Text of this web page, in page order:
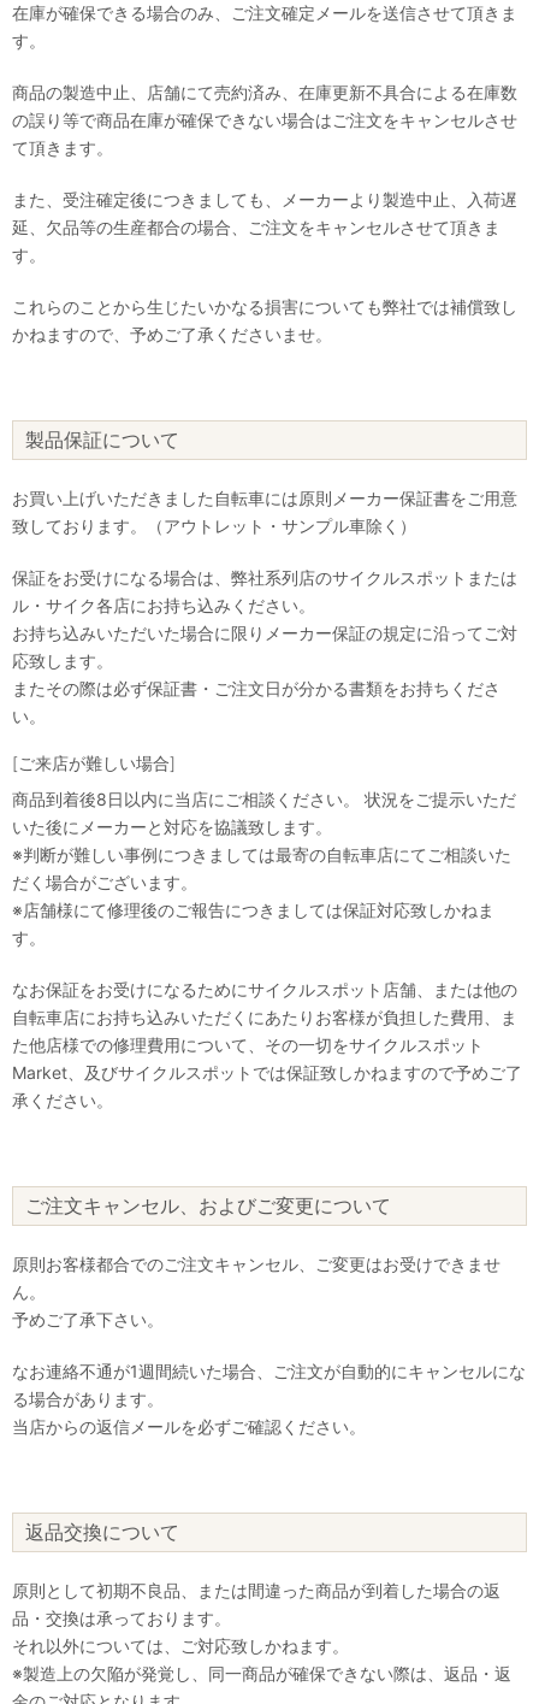
在庫が確保できる場合のみ、ご注文確定メールを送信させて頂きま
す。
商品の製造中止、店舗にて売約済み、在庫更新不具合による在庫数
の誤り等で商品在庫が確保できない場合はご注文をキャンセルさせ
て頂きます。
また、受注確定後につきましても、メーカーより製造中止、入荷遅
延、欠品等の生産都合の場合、ご注文をキャンセルさせて頂きま
す。
これらのことから生じたいかなる損害についても弊社では補償致し
かねますので、予めご了承くださいませ。
製品保証について
お買い上げいただきました自転車には原則メーカー保証書をご用意
致しております。（アウトレット・サンプル車除く）
保証をお受けになる場合は、弊社系列店のサイクルスポットまたは
ル・サイク各店にお持ち込みください。
お持ち込みいただいた場合に限りメーカー保証の規定に沿ってご対
応致します。
またその際は必ず保証書・ご注文日が分かる書類をお持ちくださ
い。
[ご来店が難しい場合]
商品到着後8日以内に当店にご相談ください。 状況をご提示いただ
いた後にメーカーと対応を協議致します。
※判断が難しい事例につきましては最寄の自転車店にてご相談いた
だく場合がございます。
※店舗様にて修理後のご報告につきましては保証対応致しかねま
す。
なお保証をお受けになるためにサイクルスポット店舗、または他の
自転車店にお持ち込みいただくにあたりお客様が負担した費用、ま
た他店様での修理費用について、その一切をサイクルスポット
Market、及びサイクルスポットでは保証致しかねますので予めご了
承ください。
ご注文キャンセル、およびご変更について
原則お客様都合でのご注文キャンセル、ご変更はお受けできませ
ん。
予めご了承下さい。
なお連絡不通が1週間続いた場合、ご注文が自動的にキャンセルにな
る場合があります。
当店からの返信メールを必ずご確認ください。
返品交換について
原則として初期不良品、または間違った商品が到着した場合の返
品・交換は承っております。
それ以外については、ご対応致しかねます。
※製造上の欠陥が発覚し、同一商品が確保できない際は、返品・返